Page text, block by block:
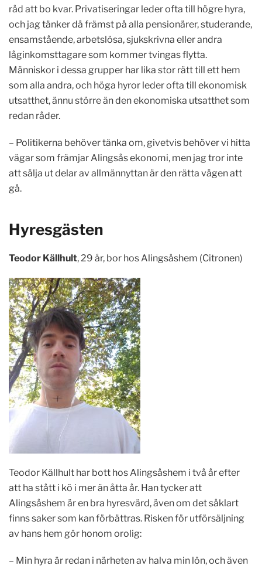
råd att bo kvar. Privatiseringar leder ofta till högre hyra,
och jag tänker då främst på alla pensionärer, studerande,
ensamstående, arbetslösa, sjukskrivna eller andra
låginkomsttagare som kommer tvingas flytta.
Människor i dessa grupper har lika stor rätt till ett hem
som alla andra, och höga hyror leder ofta till ekonomisk
utsatthet, ännu större än den ekonomiska utsatthet som
redan råder.
– Politikerna behöver tänka om, givetvis behöver vi hitta
vägar som främjar Alingsås ekonomi, men jag tror inte
att sälja ut delar av allmännyttan är den rätta vägen att
gå.
Hyresgästen
Teodor Källhult, 29 år, bor hos Alingsåshem (Citronen)
Teodor Källhult har bott hos Alingsåshem i två år efter
att ha stått i kö i mer än åtta år. Han tycker att
Alingsåshem är en bra hyresvärd, även om det såklart
finns saker som kan förbättras. Risken för utförsäljning
av hans hem gör honom orolig:
– Min hyra är redan i närheten av halva min lön, och även